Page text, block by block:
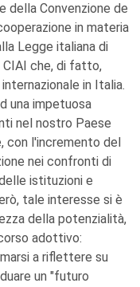
della Convenzione de
in materia
Legge italiana di
CIAI che, di fatto,
in Italia.
una impetuosa
nel nostro Paese
con l'incremento del
nei confronti di
istituzioni e
tale interesse si è
della potenzialità,
adottivo:
a riflettere su
un "futuro